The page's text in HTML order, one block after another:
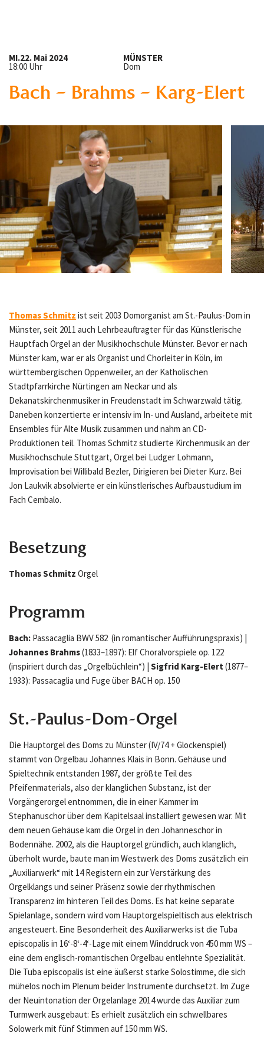
MI.22. Mai 2024
18:00 Uhr
MÜNSTER
Dom
Bach – Brahms – Karg-Elert
Thomas Schmitz ist seit 2003 Domorganist am St.-Paulus-Dom in
Münster, seit 2011 auch Lehrbeauftragter für das Künstlerische
Hauptfach Orgel an der Musikhochschule Münster. Bevor er nach
Münster kam, war er als Organist und Chorleiter in Köln, im
württembergischen Oppenweiler, an der Katholischen
Stadtpfarrkirche Nürtingen am Neckar und als
Dekanatskirchenmusiker in Freudenstadt im Schwarzwald tätig.
Daneben konzertierte er intensiv im In- und Ausland, arbeitete mit
Ensembles für Alte Musik zusammen und nahm an CD-
Produktionen teil. Thomas Schmitz studierte Kirchenmusik an der
Musikhochschule Stuttgart, Orgel bei Ludger Lohmann,
Improvisation bei Willibald Bezler, Dirigieren bei Dieter Kurz. Bei
Jon Laukvik absolvierte er ein künstlerisches Aufbaustudium im
Fach Cembalo.
Besetzung
Thomas Schmitz Orgel
Programm
Bach: Passacaglia BWV 582 (in romantischer Aufführungspraxis) |
Johannes Brahms(1833–1897): Elf Choralvorspiele op. 122
(inspiriert durch das „Orgelbüchlein“) | Sigfrid Karg-Elert(1877–
1933): Passacaglia und Fuge über BACH op. 150
St.-Paulus-Dom-Orgel
Die Hauptorgel des Doms zu Münster (IV/74 + Glockenspiel)
stammt von Orgelbau Johannes Klais in Bonn. Gehäuse und
Spieltechnik entstanden 1987, der größte Teil des
Pfeifenmaterials, also der klanglichen Substanz, ist der
Vorgängerorgel entnommen, die in einer Kammer im
Stephanuschor über dem Kapitelsaal installiert gewesen war. Mit
dem neuen Gehäuse kam die Orgel in den Johanneschor in
Bodennähe. 2002, als die Hauptorgel gründlich, auch klanglich,
überholt wurde, baute man im Westwerk des Doms zusätzlich ein
„Auxiliarwerk“ mit 14 Registern ein zur Verstärkung des
Orgelklangs und seiner Präsenz sowie der rhythmischen
Transparenz im hinteren Teil des Doms. Es hat keine separate
Spielanlage, sondern wird vom Hauptorgelspieltisch aus elektrisch
angesteuert. Eine Besonderheit des Auxiliarwerks ist die Tuba
episcopalis in 16‘-8‘-4‘-Lage mit einem Winddruck von 450 mm WS –
eine dem englisch-romantischen Orgelbau entlehnte Spezialität.
Die Tuba episcopalis ist eine äußerst starke Solostimme, die sich
mühelos noch im Plenum beider Instrumente durchsetzt. Im Zuge
der Neuintonation der Orgelanlage 2014 wurde das Auxiliar zum
Turmwerk ausgebaut: Es erhielt zusätzlich ein schwellbares
Solowerk mit fünf Stimmen auf 150 mm WS.